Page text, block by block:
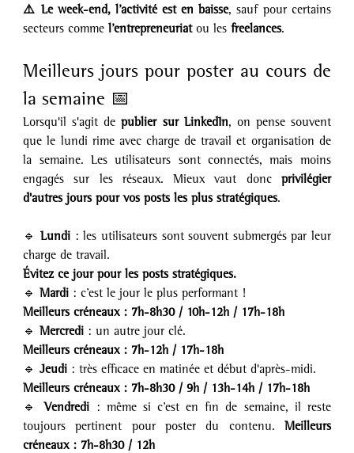
⚠️ Le week-end, l’activité est en baisse, sauf pour certains
secteurs comme l’entrepreneuriat ou les freelances.
Meilleurs jours pour poster au cours de
la semaine 📅
Lorsqu'il s'agit de publier sur LinkedIn, on pense souvent
que le lundi rime avec charge de travail et organisation de
la semaine. Les utilisateurs sont connectés, mais moins
engagés sur les réseaux. Mieux vaut donc privilégier
d'autres jours pour vos posts les plus stratégiques.
🔹 Lundi : les utilisateurs sont souvent submergés par leur
charge de travail.
Évitez ce jour pour les posts stratégiques.
🔹 Mardi : c’est le jour le plus performant !
Meilleurs créneaux : 7h-8h30 / 10h-12h / 17h-18h
🔹 Mercredi : un autre jour clé.
Meilleurs créneaux : 7h-12h / 17h-18h
🔹 Jeudi : très efficace en matinée et début d'après-midi.
Meilleurs créneaux : 7h-8h30 / 9h / 13h-14h / 17h-18h
🔹 Vendredi : même si c’est en fin de semaine, il reste
toujours pertinent pour poster du contenu. Meilleurs
créneaux : 7h-8h30 / 12h